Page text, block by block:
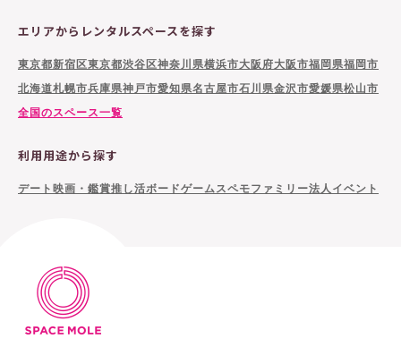
エリアからレンタルスペースを探す
東京都新宿区東京都渋谷区神奈川県横浜市大阪府大阪市福岡県福岡市
北海道札幌市兵庫県神戸市愛知県名古屋市石川県金沢市愛媛県松山市
全国のスペース一覧
利用用途から探す
デート 映画・鑑賞推し活ボードゲームスペモファミリー法人イベント